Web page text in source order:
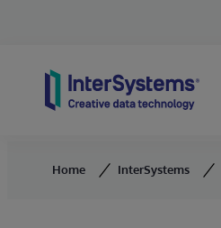
Home InterSystems